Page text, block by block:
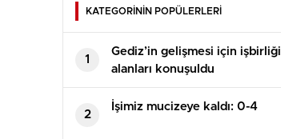
KATEGORİNİN POPÜLERLERİ
1
Gediz’in gelişmesi için işbirliği
alanları konuşuldu
2
İşimiz mucizeye kaldı: 0-4